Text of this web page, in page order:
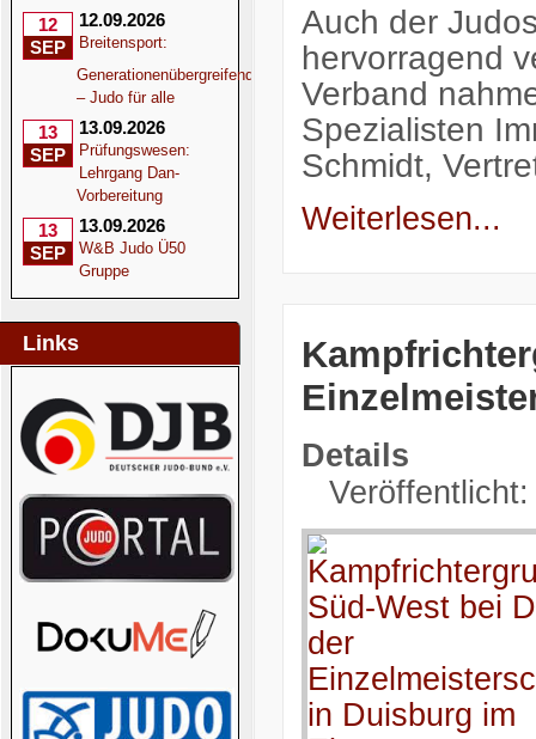
12
SEP
12.09.2026
Breitensport:
Generationenübergreifend
– Judo für alle
13
SEP
13.09.2026
Prüfungswesen:
Lehrgang Dan-
Vorbereitung
13
SEP
13.09.2026
W&B Judo Ü50
Gruppe
Links
Auch der
hervorragend
Verband
Spezialisten
Schmidt,
Weiterlesen...
Details